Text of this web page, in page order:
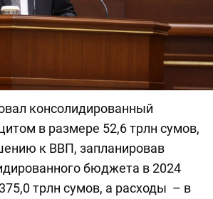
консолидированный
в размере 52,6 трлн сумов,
к ВВП, запланировав
бюджета в 2024
трлн сумов, а расходы – в